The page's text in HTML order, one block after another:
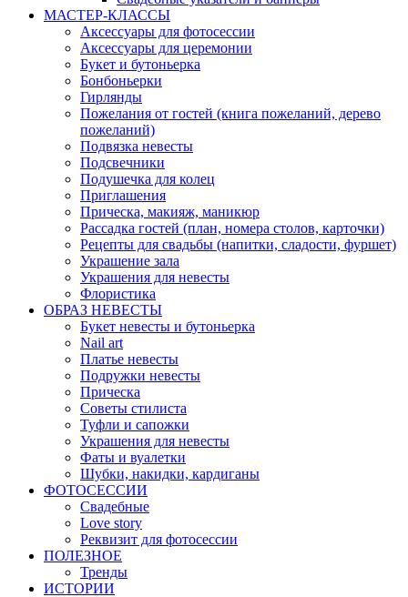
МАСТЕР-КЛАССЫ
Аксессуары для фотосессии
Аксессуары для церемонии
Букет и бутоньерка
Бонбоньерки
Гирлянды
Пожелания от гостей (книга пожеланий, дерево
пожеланий)
Подвязка невесты
Подсвечники
Подушечка для колец
Приглашения
Прическа, макияж, маникюр
Рассадка гостей (план, номера столов, карточки)
Рецепты для свадьбы (напитки, сладости, фуршет)
Украшение зала
Украшения для невесты
Флористика
ОБРАЗ НЕВЕСТЫ
Букет невесты и бутоньерка
Nail art
Платье невесты
Подружки невесты
Прическа
Советы стилиста
Туфли и сапожки
Украшения для невесты
Фаты и вуалетки
Шубки, накидки, кардиганы
ФОТОСЕССИИ
Свадебные
Love story
Реквизит для фотосессии
ПОЛЕЗНОЕ
Тренды
ИСТОРИИ